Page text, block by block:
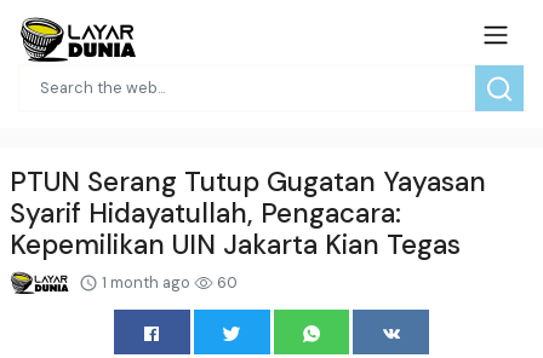
PTUN Serang Tutup Gugatan Yayasan
Syarif Hidayatullah, Pengacara:
Kepemilikan UIN Jakarta Kian Tegas
1 month ago 60